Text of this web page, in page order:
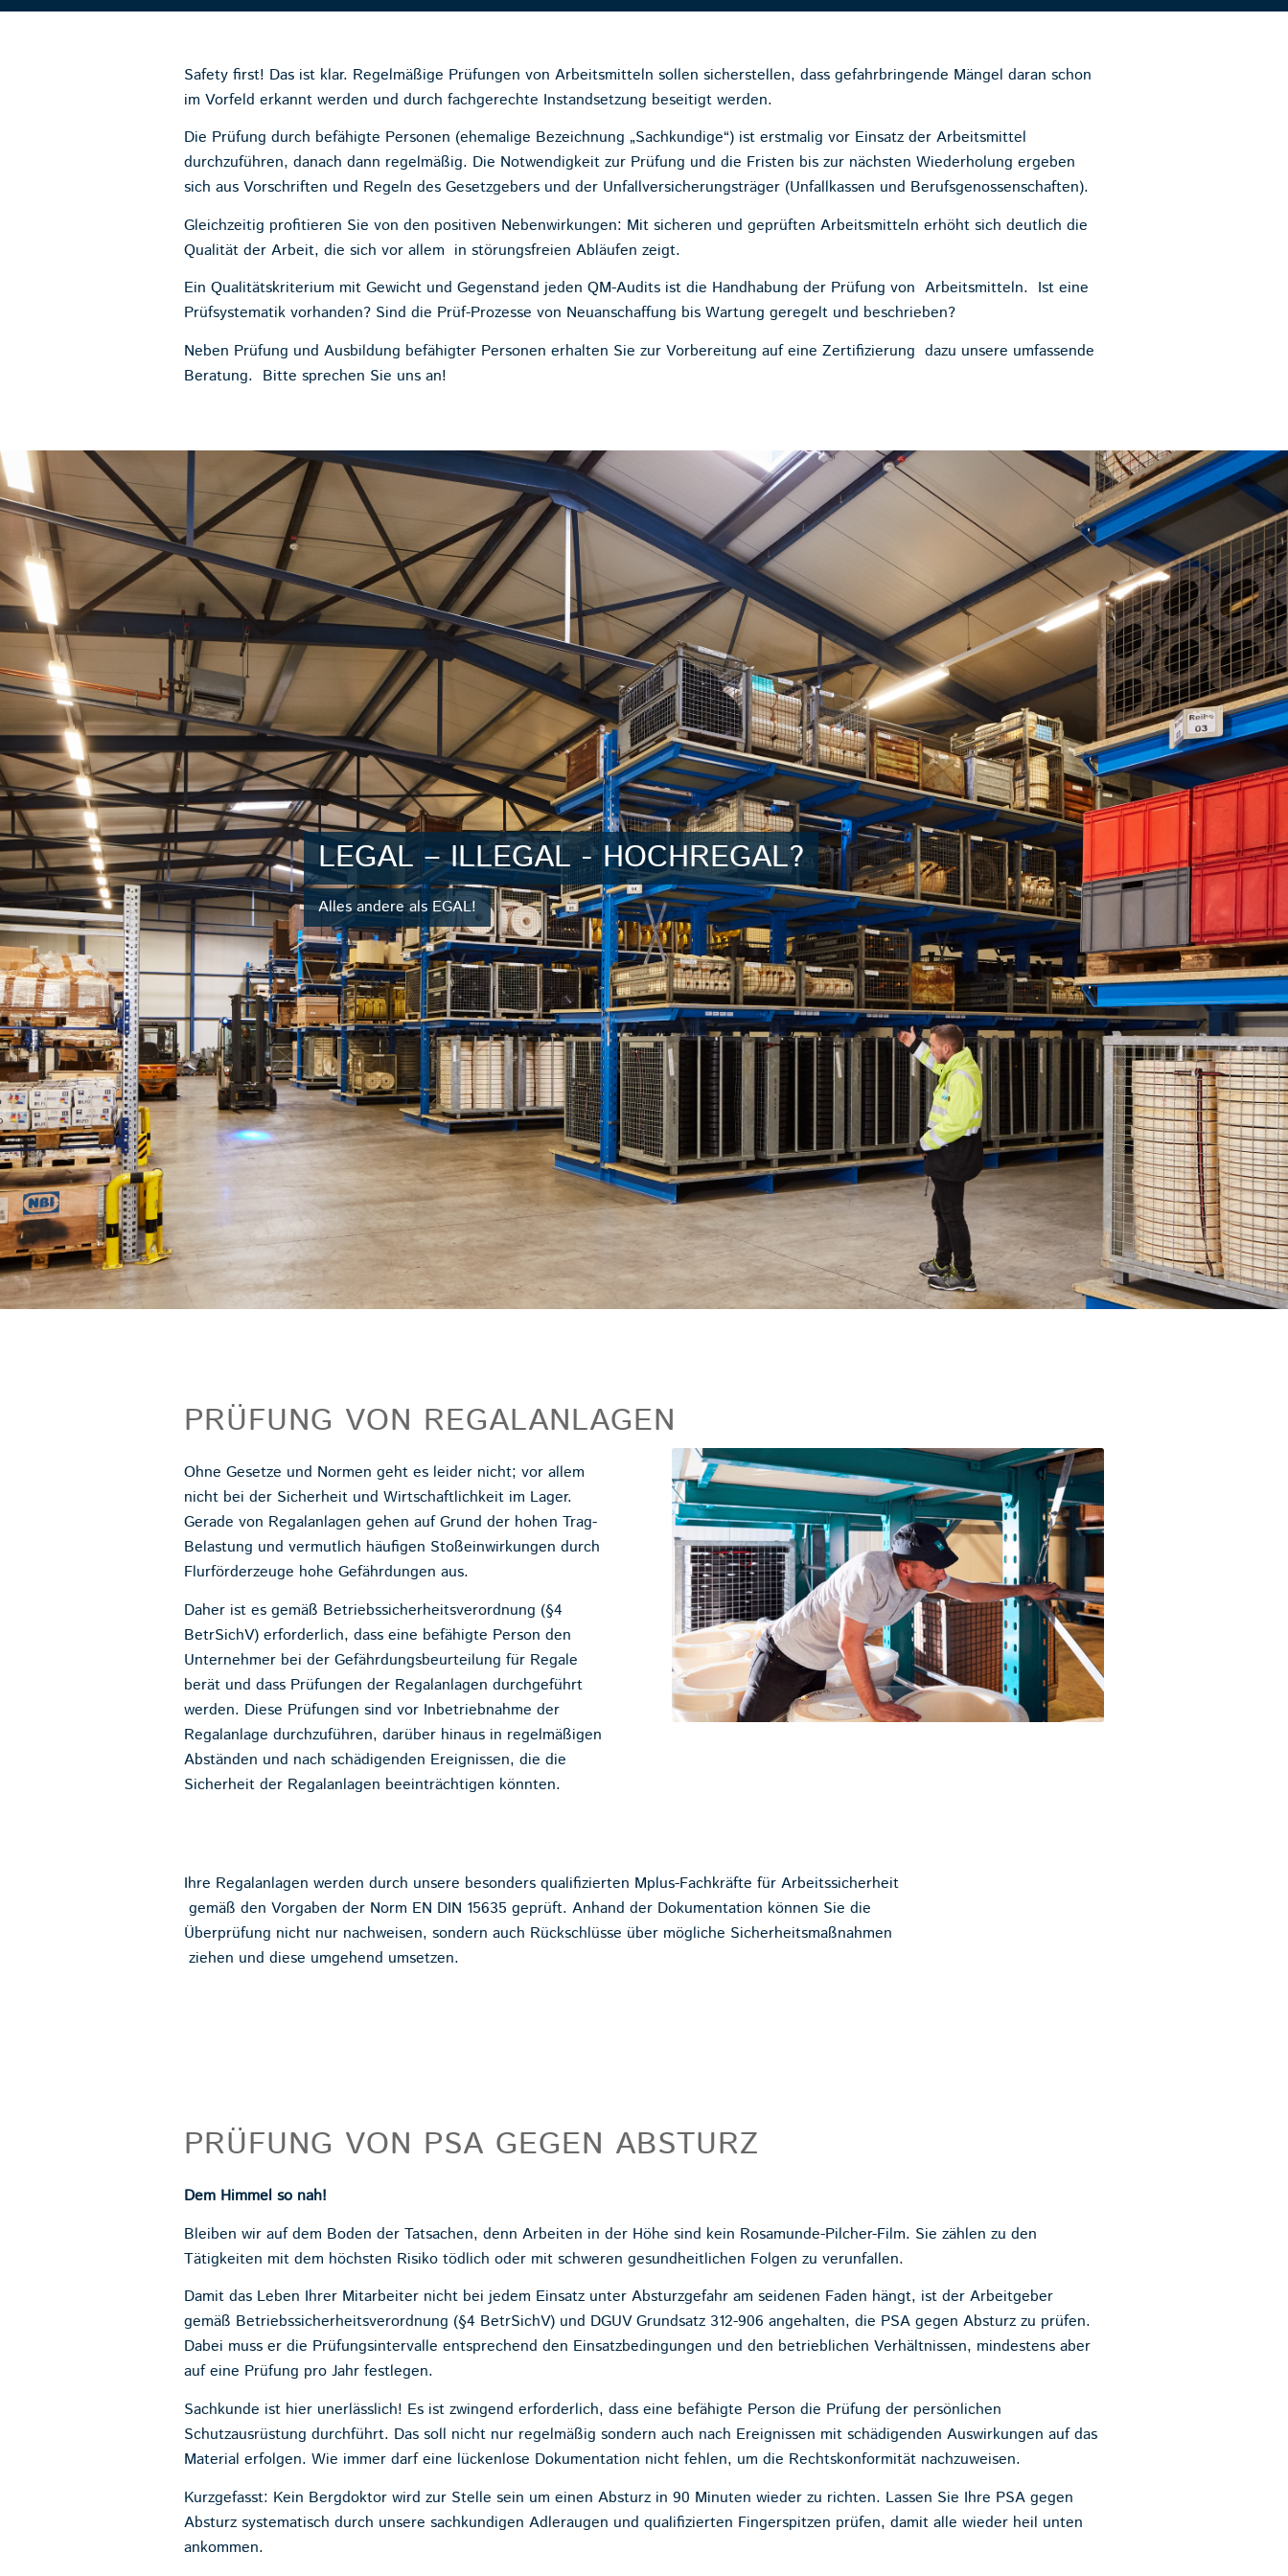
Safety first! Das ist klar. Regelmäßige Prüfungen von Arbeitsmitteln sollen sicherstellen, dass gefahrbringende Mängel daran schon
im Vorfeld erkannt werden und durch fachgerechte Instandsetzung beseitigt werden.
Die Prüfung durch befähigte Personen (ehemalige Bezeichnung „Sachkundige“) ist erstmalig vor Einsatz der Arbeitsmittel
durchzuführen, danach dann regelmäßig. Die Notwendigkeit zur Prüfung und die Fristen bis zur nächsten Wiederholung ergeben
sich aus Vorschriften und Regeln des Gesetzgebers und der Unfallversicherungsträger (Unfallkassen und Berufsgenossenschaften).
Gleichzeitig profitieren Sie von den positiven Nebenwirkungen: Mit sicheren und geprüften Arbeitsmitteln erhöht sich deutlich die
Qualität der Arbeit, die sich vor allem in störungsfreien Abläufen zeigt.
Ein Qualitätskriterium mit Gewicht und Gegenstand jeden QM-Audits ist die Handhabung der Prüfung von Arbeitsmitteln. Ist eine
Prüfsystematik vorhanden? Sind die Prüf-Prozesse von Neuanschaffung bis Wartung geregelt und beschrieben?
Neben Prüfung und Ausbildung befähigter Personen erhalten Sie zur Vorbereitung auf eine Zertifizierung dazu unsere umfassende
Beratung. Bitte sprechen Sie uns an!
LEGAL – ILLEGAL - HOCHREGAL?
Alles andere als EGAL!
PRÜFUNG VON REGALANLAGEN
Ohne Gesetze und Normen geht es leider nicht; vor allem
nicht bei der Sicherheit und Wirtschaftlichkeit im Lager.
Gerade von Regalanlagen gehen auf Grund der hohen Trag-
Belastung und vermutlich häufigen Stoßeinwirkungen durch
Flurförderzeuge hohe Gefährdungen aus.
Daher ist es gemäß Betriebssicherheitsverordnung (§4
BetrSichV) erforderlich, dass eine befähigte Person den
Unternehmer bei der Gefährdungsbeurteilung für Regale
berät und dass Prüfungen der Regalanlagen durchgeführt
werden. Diese Prüfungen sind vor Inbetriebnahme der
Regalanlage durchzuführen, darüber hinaus in regelmäßigen
Abständen und nach schädigenden Ereignissen, die die
Sicherheit der Regalanlagen beeinträchtigen könnten.
Ihre Regalanlagen werden durch unsere besonders qualifizierten Mplus-Fachkräfte für Arbeitssicherheit
gemäß den Vorgaben der Norm EN DIN 15635 geprüft. Anhand der Dokumentation können Sie die
Überprüfung nicht nur nachweisen, sondern auch Rückschlüsse über mögliche Sicherheitsmaßnahmen
ziehen und diese umgehend umsetzen.
PRÜFUNG VON PSA GEGEN ABSTURZ
Dem Himmel so nah!
Bleiben wir auf dem Boden der Tatsachen, denn Arbeiten in der Höhe sind kein Rosamunde-Pilcher-Film. Sie zählen zu den
Tätigkeiten mit dem höchsten Risiko tödlich oder mit schweren gesundheitlichen Folgen zu verunfallen.
Damit das Leben Ihrer Mitarbeiter nicht bei jedem Einsatz unter Absturzgefahr am seidenen Faden hängt, ist der Arbeitgeber
gemäß Betriebssicherheitsverordnung (§4 BetrSichV) und DGUV Grundsatz 312-906 angehalten, die PSA gegen Absturz zu prüfen.
Dabei muss er die Prüfungsintervalle entsprechend den Einsatzbedingungen und den betrieblichen Verhältnissen, mindestens aber
auf eine Prüfung pro Jahr festlegen.
Sachkunde ist hier unerlässlich! Es ist zwingend erforderlich, dass eine befähigte Person die Prüfung der persönlichen
Schutzausrüstung durchführt. Das soll nicht nur regelmäßig sondern auch nach Ereignissen mit schädigenden Auswirkungen auf das
Material erfolgen. Wie immer darf eine lückenlose Dokumentation nicht fehlen, um die Rechtskonformität nachzuweisen.
Kurzgefasst: Kein Bergdoktor wird zur Stelle sein um einen Absturz in 90 Minuten wieder zu richten. Lassen Sie Ihre PSA gegen
Absturz systematisch durch unsere sachkundigen Adleraugen und qualifizierten Fingerspitzen prüfen, damit alle wieder heil unten
ankommen.